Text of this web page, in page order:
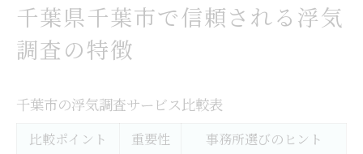
千葉県千葉市で信頼される浮気
調査の特徴
千葉市の浮気調査サービス比較表
比較ポイント 重要性
事務所選びのヒント